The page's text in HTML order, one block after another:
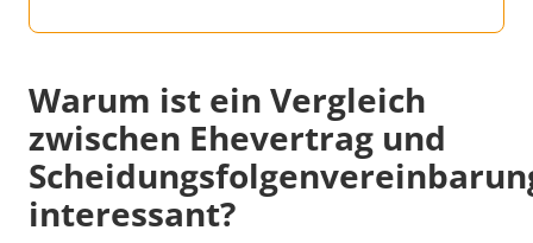
Warum ist ein Vergleich
zwischen Ehevertrag und
interessant?